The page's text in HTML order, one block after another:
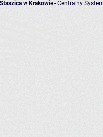
w Krakowie- Centralny